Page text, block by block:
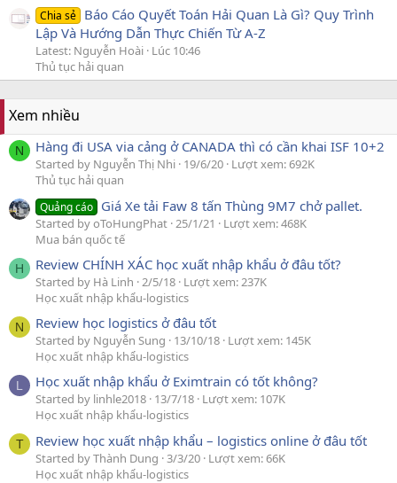
Chia sẻ Báo Cáo Quyết Toán Hải Quan Là Gì? Quy Trình
Lập Và Hướng Dẫn Thực Chiến Từ A-Z
Latest: Nguyễn Hoài Lúc 10:46
Thủ tục hải quan
Xem nhiều
N Hàng đi USA via cảng ở CANADA thì có cần khai ISF 10+2
Started by Nguyễn Thị Nhi 19/6/20 Lượt xem: 692K
Thủ tục hải quan
Quảng cáo Giá Xe tải Faw 8 tấn Thùng 9M7 chở pallet.
Started by oToHungPhat 25/1/21
Lượt xem: 468K
Mua bán quốc tế
H Review CHÍNH XÁC học xuất nhập khẩu ở đâu tốt?
Started by Hà Linh 2/5/18 Lượt xem: 237K
Học xuất nhập khẩu-logistics
N Review học logistics ở đâu tốt
Started by Nguyễn Sung 13/10/18 Lượt xem: 145K
Học xuất nhập khẩu-logistics
L Học xuất nhập khẩu ở Eximtrain có tốt không?
Started by linhle2018 13/7/18 Lượt xem: 107K
Học xuất nhập khẩu-logistics
T Review học xuất nhập khẩu – logistics online ở đâu tốt
Started by Thành Dung 3/3/20 Lượt xem: 66K
Học xuất nhập khẩu-logistics